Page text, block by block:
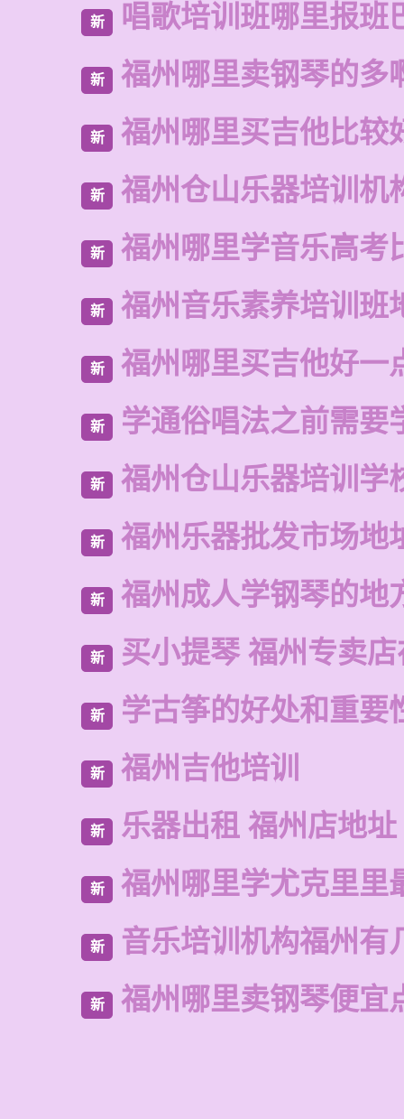
新 唱歌培训班哪里报班
新 福州哪里卖钢琴的多
新 福州哪里买吉他比较
新 福州仓山乐器培训机
新 福州哪里学音乐高考
新 福州音乐素养培训班
新 福州哪里买吉他好一
新 学通俗唱法之前需要
新 福州仓山乐器培训学
新 福州乐器批发市场地
新 福州成人学钢琴的地
新 买小提琴 福州专卖
新 学古筝的好处和重要
新 福州吉他培训
新 乐器出租 福州店地址
新 福州哪里学尤克里里
新 音乐培训机构福州有
新 福州哪里卖钢琴便宜